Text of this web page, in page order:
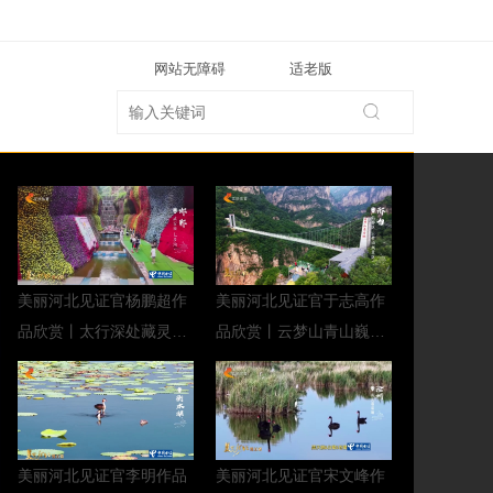
网站无障碍 适老版
美丽河北见证官杨鹏超作
品欣赏丨太行深处藏灵
秀，七步沟碧涧流泉游人
醉
美丽河北见证官于志高作
品欣赏丨云梦山青山巍巍
流云绕，翠谷流泉瀑有声
美丽河北见证官李明作品 美丽河北见证官宋文峰作